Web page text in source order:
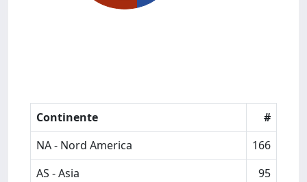
Continente
#
NA - Nord America
166
AS - Asia
95